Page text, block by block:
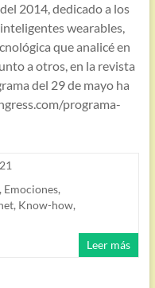
2014, dedicado a los
wearables,
que analicé en
a otros, en la revista
del 29 de mayo ha
programa-
Emociones,
, Know-how,
Leer más